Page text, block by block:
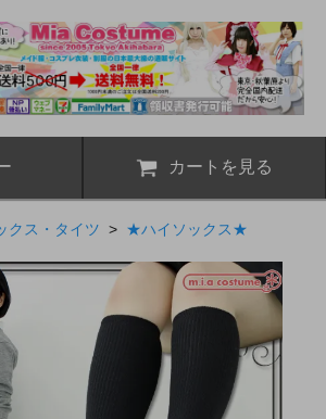
カートを見る
クス・タイツ > ★ハイソックス★